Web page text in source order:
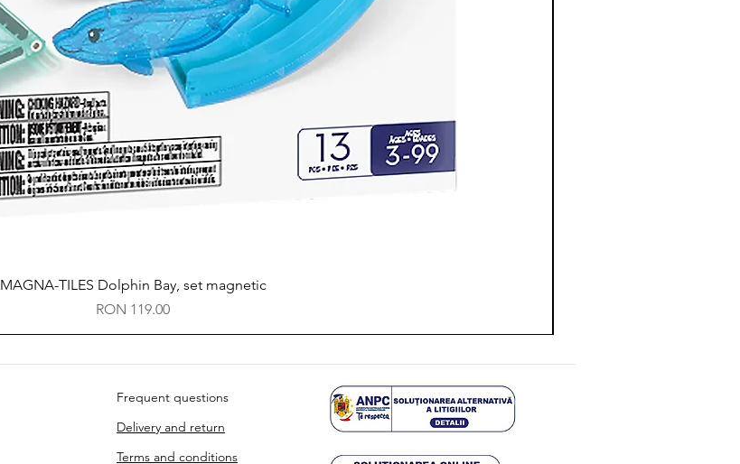
Quick View
MAGNA-TILES Dolphin Bay, set magnetic
Price
RON 119.00
Frequent questions
Delivery and return
Terms and conditions